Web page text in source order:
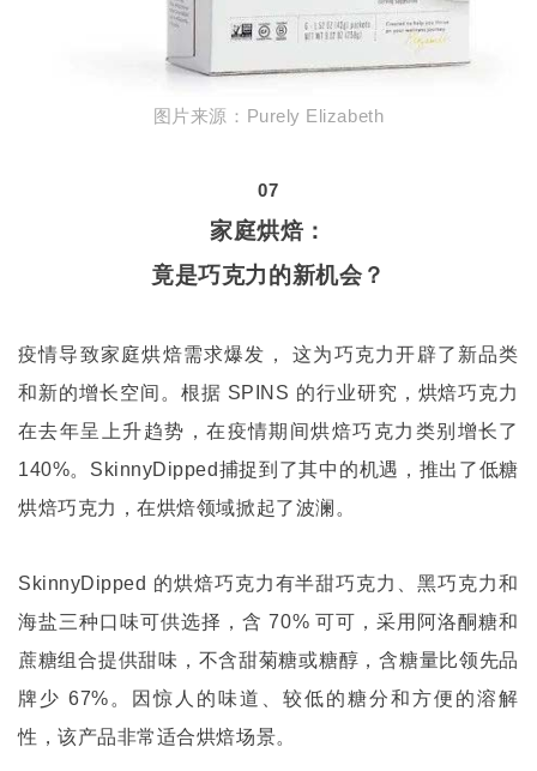
图片来源： Purely Elizabeth
07
家庭烘焙：
竟是巧克力的新机会？
疫情导致家庭烘焙需求爆发， 这为巧克力开辟了新品类
和新的增长空间。根据 SPINS 的行业研究，烘焙巧克力
在去年呈上升趋势，在疫情期间烘焙巧克力类别增长了
140%。 SkinnyDipped捕捉到了其中的机遇，推出了低糖
烘焙巧克力，在烘焙领域掀起了波澜。
SkinnyDipped 的烘焙巧克力有半甜巧克力、黑巧克力和
海盐三种口味可供选择，含 70%可可，采用阿洛酮糖和
蔗糖组合提供甜味，不含甜菊糖或糖醇，含糖量比领先品
牌少 67% 。因惊人的味道、较低的糖分和方便的溶解
性，该产品非常适合烘焙场景。